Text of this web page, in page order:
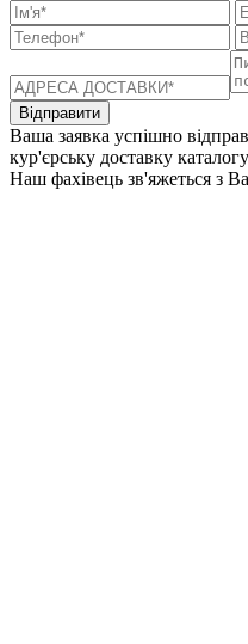
Відправити
Ваша заявка успішно
кур'єрську доставку
Наш фахівець зв'яжеться з